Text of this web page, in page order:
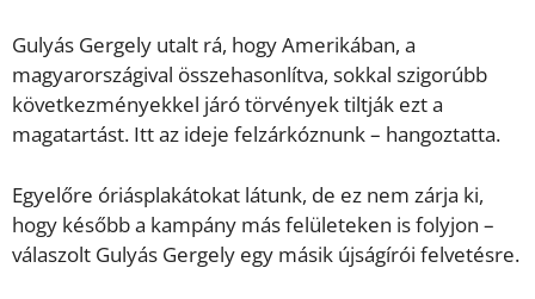
Gulyás Gergely utalt rá, hogy Amerikában, a
magyarországival összehasonlítva, sokkal szigorúbb
következményekkel járó törvények tiltják ezt a
magatartást. Itt az ideje felzárkóznunk – hangoztatta.
Egyelőre óriásplakátokat látunk, de ez nem zárja ki,
hogy később a kampány más felületeken is folyjon –
válaszolt Gulyás Gergely egy másik újságírói felvetésre.